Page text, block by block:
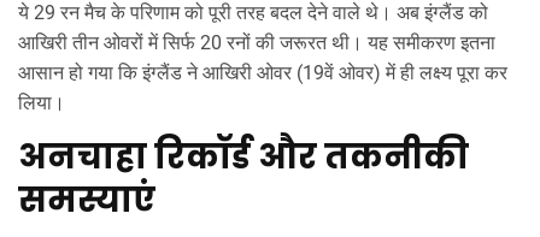
ये 29 रन मैच के परिणाम को पूरी तरह बदल देने वाले थे। अब इंग्लैंड को
आखिरी तीन ओवरों में सिर्फ 20 रनों की जरूरत थी। यह समीकरण इतना
आसान हो गया कि इंग्लैंड ने आखिरी ओवर (19वें ओवर) में ही लक्ष्य पूरा कर
लिया।
अनचाहा रिकॉर्ड और तकनीकी
समस्याएं